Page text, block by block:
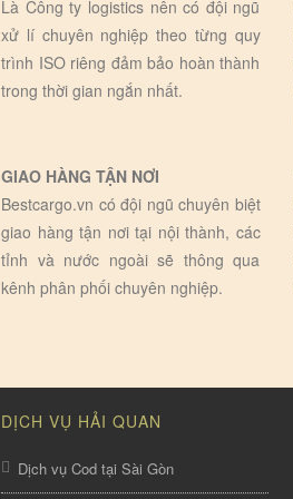
Là Công ty logistics nên có đội ngũ
xử lí chuyên nghiệp theo từng quy
trình ISO riêng đảm bảo hoàn thành
trong thời gian ngắn nhất.
GIAO HÀNG TẬN NƠI
Bestcargo.vn có đội ngũ chuyên biệt
giao hàng tận nơi tại nội thành, các
tỉnh và nước ngoài sẽ thông qua
kênh phân phối chuyên nghiệp.
DỊCH VỤ HẢI QUAN
Dịch vụ Cod tại Sài Gòn